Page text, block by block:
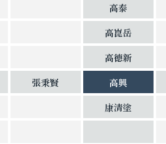
高泰
高崑岳
高德新
高興
康清塗
張秉賢